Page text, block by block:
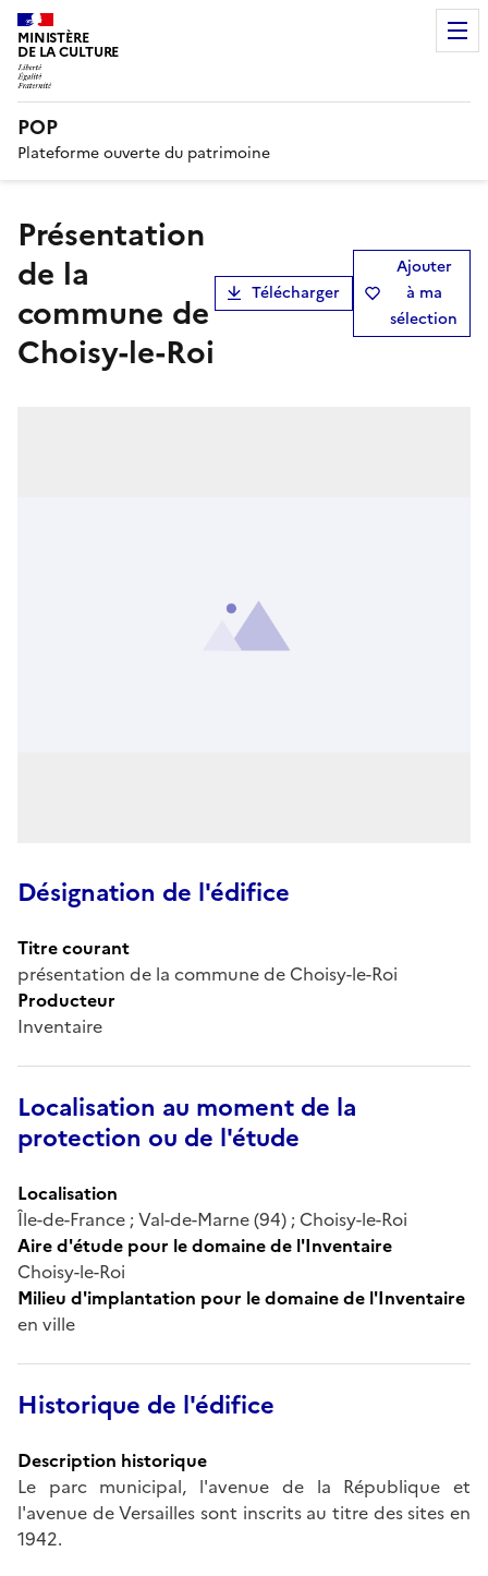
MINISTÈRE
DE LA CULTURE
POP
Plateforme ouverte du patrimoine
présentation
de la
commune de
Choisy-le-Roi
Télécharger
Ajouter
à ma
sélection
Désignation de l'édifice
Titre courant
présentation de la commune de Choisy-le-Roi
Producteur
Inventaire
Localisation au moment de la
protection ou de l'étude
Localisation
Île-de-France ; Val-de-Marne (94) ; Choisy-le-Roi
Aire d'étude pour le domaine de l'Inventaire
Choisy-le-Roi
Milieu d'implantation pour le domaine de l'Inventaire
en ville
Historique de l'édifice
Description historique
Le parc municipal, l'avenue de la République et
l'avenue de Versailles sont inscrits au titre des sites en
1942.